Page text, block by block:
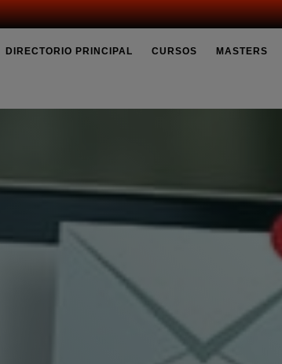
DIRECTORIO PRINCIPAL CURSOS MASTERS